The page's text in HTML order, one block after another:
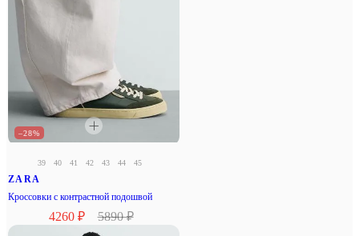
–28%
39 40 41 42 43 44 45
ZARA
Кроссовки с контрастной подошвой
4260 ₽ 5890 ₽